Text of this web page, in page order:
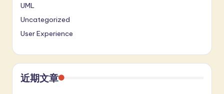
UML
Uncategorized
User Experience
近期文章